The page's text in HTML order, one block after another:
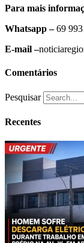
Para mais
Whatsapp –69
E-mail –
Comentários
Pesquisar
Recentes